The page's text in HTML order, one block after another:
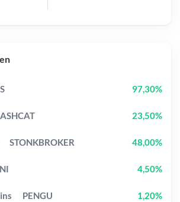
97,30%
23,50%
STONKBROKER 48,00%
4,50%
PENGU 1,20%